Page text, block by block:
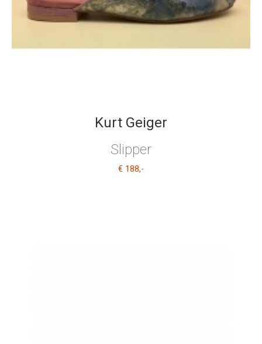
Kurt Geiger
Slipper
€ 188,-